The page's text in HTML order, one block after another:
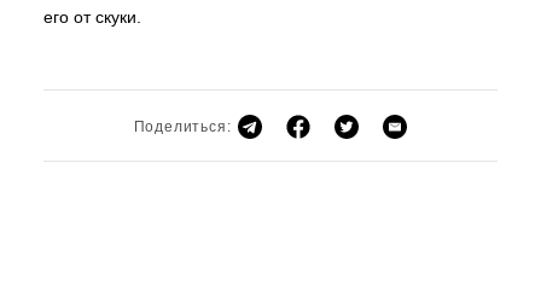
его от скуки.
Поделиться: